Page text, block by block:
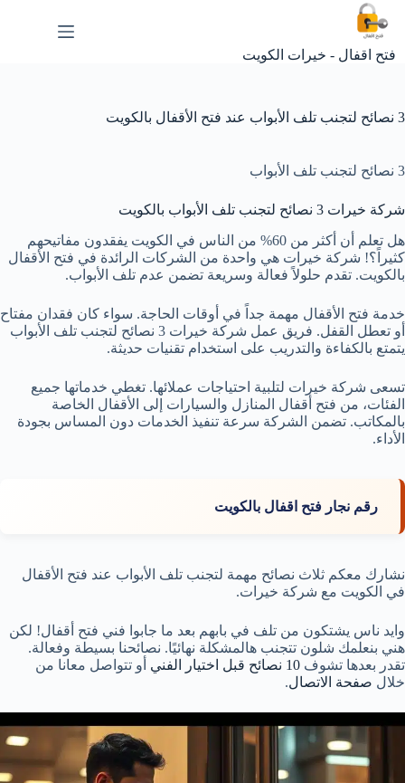
التجاوز
إلى
المحتوى
فتح اقفال - خيرات الكويت
3 نصائح لتجنب تلف الأبواب عند فتح الأقفال بالكويت
3 نصائح لتجنب تلف الأبواب
شركة خيرات 3 نصائح لتجنب تلف الأبواب بالكويت
هل تعلم أن أكثر من 60% من الناس في الكويت يفقدون مفاتيحهم
كثيراً؟! شركة خيرات هي واحدة من الشركات الرائدة في فتح الأقفال
بالكويت. تقدم حلولاً فعالة وسريعة تضمن عدم تلف الأبواب.
خدمة فتح الأقفال مهمة جداً في أوقات الحاجة. سواء كان فقدان مفتاح
أو تعطل القفل. فريق عمل شركة خيرات 3 نصائح لتجنب تلف الأبواب
يتمتع بالكفاءة والتدريب على استخدام تقنيات حديثة.
تسعى شركة خيرات لتلبية احتياجات عملائها. تغطي خدماتها جميع
الفئات، من فتح أقفال المنازل والسيارات إلى الأقفال الخاصة
بالمكاتب. تضمن الشركة سرعة تنفيذ الخدمات دون المساس بجودة
الأداء.
رقم نجار فتح اقفال بالكويت
نشارك معكم ثلاث نصائح مهمة لتجنب تلف الأبواب عند فتح الأقفال
في الكويت مع شركة خيرات.
وايد ناس يشتكون من تلف في بابهم بعد ما جابوا فني فتح أقفال! لكن
هني بنعلمك شلون تتجنب هالمشكلة نهائيًا. نصائحنا بسيطة وفعالة.
تقدر بعدها تشوف
أو تتواصل معانا من
خلال صفحة الاتصال.